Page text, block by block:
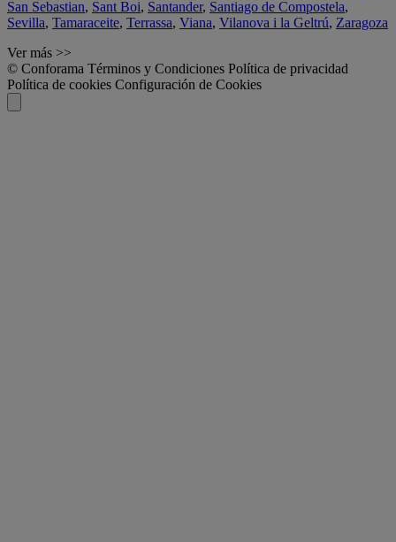
San Sebastian, Sant Boi, Santander, Santiago de Compostela,
Sevilla, Tamaraceite, Terrassa, Viana, Vilanova i la Geltrú, Zaragoza
Ver más >>
© Conforama Términos y Condiciones Política de privacidad
Política de cookies Configuración de Cookies